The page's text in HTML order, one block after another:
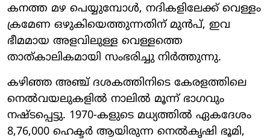
കനത്ത മഴ പെയ്യുമ്പോൾ, നദികളിലേക്ക് വെള്ളം
ക്രമേണ ഒഴുകിയെത്തുന്നതിന് മുൻപ്, ഇവ
ഭീമമായ അളവിലുള്ള വെള്ളത്തെ
താത്കാലികമായി സംഭരിച്ചു നിർത്തുന്നു.
കഴിഞ്ഞ അഞ്ച് ദശകത്തിനിടെ കേരളത്തിലെ
നെൽവയലുകളിൽ നാലിൽ മൂന്ന് ഭാഗവും
നഷ്ടപ്പെട്ടു. 1970-കളുടെ മധ്യത്തിൽ ഏകദേശം
8,76,000 ഹെക്ടർ ആയിരുന്ന നെൽകൃഷി ഭൂമി,